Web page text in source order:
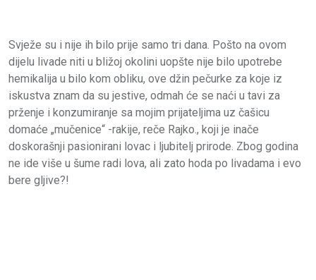
Svježe su i nije ih bilo prije samo tri dana. Pošto na ovom
dijelu livade niti u bližoj okolini uopšte nije bilo upotrebe
hemikalija u bilo kom obliku, ove džin pečurke za koje iz
iskustva znam da su jestive, odmah će se naći u tavi za
prženje i konzumiranje sa mojim prijateljima uz čašicu
domaće „mučenice“ -rakije, reče Rajko., koji je inače
doskorašnji pasionirani lovac i ljubitelj prirode. Zbog godina
ne ide više u šume radi lova, ali zato hoda po livadama i evo
bere gljive?!